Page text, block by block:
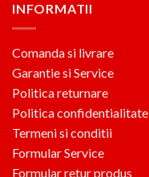
INFORMATII
Comanda si livrare
Garantie si Service
Politica returnare
Politica confidentialitate
Termeni si conditii
Formular Service
Formular retur produs